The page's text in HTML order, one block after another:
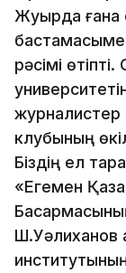
Жуырда ғана
рәсімі
журналистер
клубының
Біздің ел
«Егемен
Ш.Уәлиханов